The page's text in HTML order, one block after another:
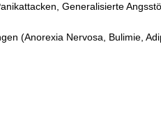
Generalisierte
(Anorexia Nervosa, Bulimie,